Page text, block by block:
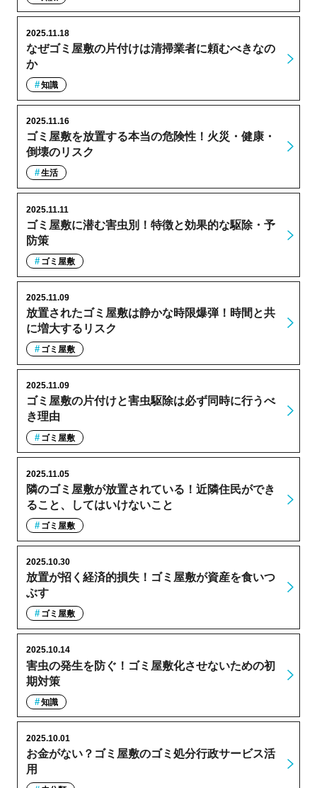
なぜゴミ屋敷の片付けは清掃業者に頼むべきなの
か
2025.11.18
知識
ゴミ屋敷を放置する本当の危険性！火災・健康・
倒壊のリスク
2025.11.16
生活
ゴミ屋敷に潜む害虫別！特徴と効果的な駆除・予
防策
2025.11.11
ゴミ屋敷
放置されたゴミ屋敷は静かな時限爆弾！時間と共
に増大するリスク
2025.11.09
ゴミ屋敷
ゴミ屋敷の片付けと害虫駆除は必ず同時に行うべ
き理由
2025.11.09
ゴミ屋敷
隣のゴミ屋敷が放置されている！近隣住民ができ
ること、してはいけないこと
2025.11.05
ゴミ屋敷
放置が招く経済的損失！ゴミ屋敷が資産を食いつ
ぶす
2025.10.30
ゴミ屋敷
害虫の発生を防ぐ！ゴミ屋敷化させないための初
期対策
2025.10.14
知識
お金がない？ゴミ屋敷のゴミ処分行政サービス活
用
2025.10.01